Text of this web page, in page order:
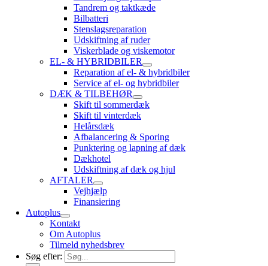
Tandrem og taktkæde
Bilbatteri
Stenslagsreparation
Udskiftning af ruder
Viskerblade og viskemotor
EL- & HYBRIDBILER
Reparation af el- & hybridbiler
Service af el- og hybridbiler
DÆK & TILBEHØR
Skift til sommerdæk
Skift til vinterdæk
Helårsdæk
Afbalancering & Sporing
Punktering og lapning af dæk
Dækhotel
Udskiftning af dæk og hjul
AFTALER
Vejhjælp
Finansiering
Autoplus
Kontakt
Om Autoplus
Tilmeld nyhedsbrev
Søg efter: